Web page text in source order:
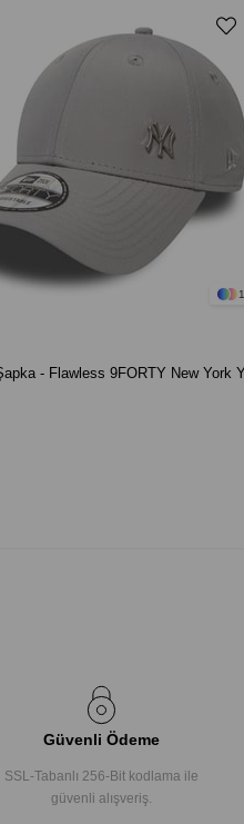
1
Güvenli Ödeme
SSL-Tabanlı 256-Bit kodlama ile
güvenli alışveriş.